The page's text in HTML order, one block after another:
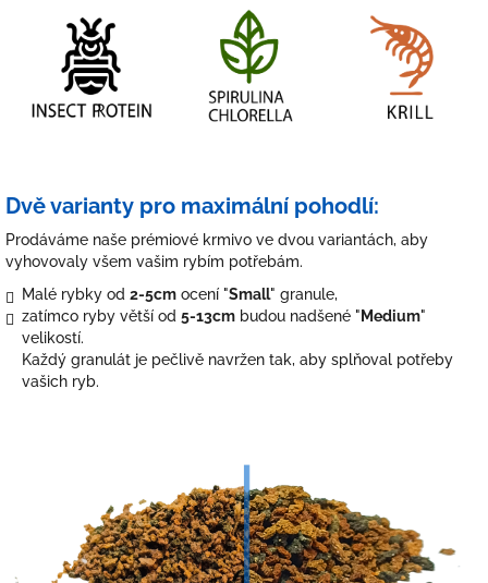
Dvě varianty pro maximální pohodlí:
Prodáváme naše prémiové krmivo ve dvou variantách, aby
vyhovovaly všem vašim rybím potřebám.
Malé rybky od 2-5cm ocení "Small" granule,
zatímco ryby větší od 5-13cm budou nadšené " Medium"
velikostí.
Každý granulát je pečlivě navržen tak, aby splňoval potřeby
vašich ryb.